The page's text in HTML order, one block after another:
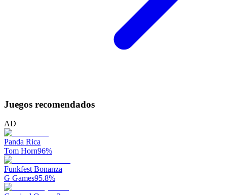
Juegos recomendados
AD
Panda Rica
Tom Horn96%
Funkfest Bonanza
G Games95.8%